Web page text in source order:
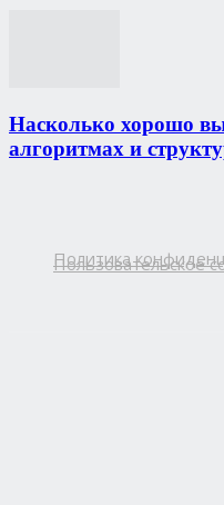
Насколько хорошо вы
алгоритмах и
Политика
Пользовательское